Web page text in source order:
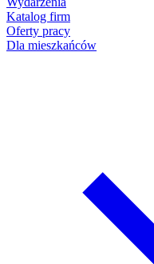
Katalog firm
Oferty pracy
Dla mieszkańców